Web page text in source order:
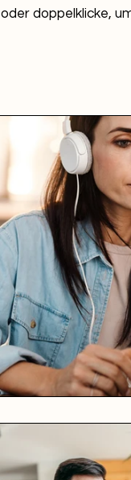
oder doppelklicke,